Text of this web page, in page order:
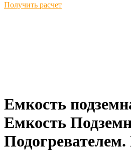
Получить расчет
Емкость
Емкость